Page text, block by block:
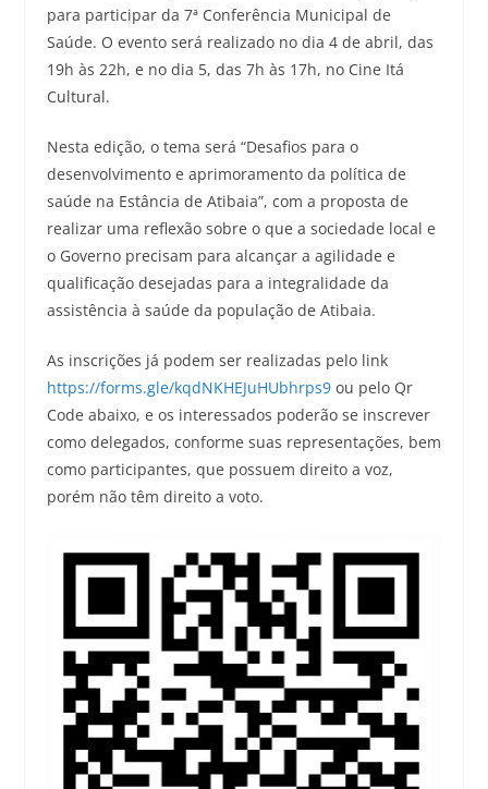
para participar da 7ª Conferência Municipal de
Saúde. O evento será realizado no dia 4 de abril, das
19h às 22h, e no dia 5, das 7h às 17h, no Cine Itá
Cultural.
Nesta edição, o tema será “Desafios para o
desenvolvimento e aprimoramento da política de
saúde na Estância de Atibaia”, com a proposta de
realizar uma reflexão sobre o que a sociedade local e
o Governo precisam para alcançar a agilidade e
qualificação desejadas para a integralidade da
assistência à saúde da população de Atibaia.
As inscrições já podem ser realizadas pelo link
https://forms.gle/kqdNKHEJuHUbhrps9ou pelo Qr
Code abaixo, e os interessados poderão se inscrever
como delegados, conforme suas representações, bem
como participantes, que possuem direito a voz,
porém não têm direito a voto.